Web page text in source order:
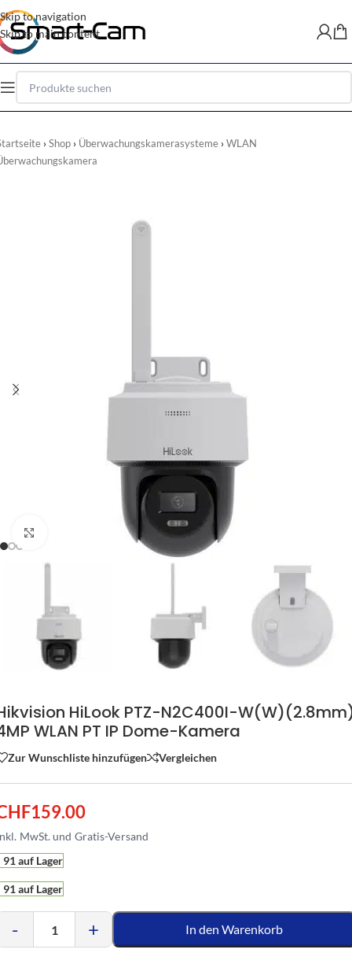
Skip to navigation
Skip to main content
Shop Überwachungskamerasysteme
WLAN
Zum Vergrössern klicken
HiLook PTZ-N2C400I-
WLAN PT IP Dome-Kamera
Zur Wunschliste hinzufügen Vergleichen
159.00
91 auf Lager
91 auf Lager
- + In den Warenkorb